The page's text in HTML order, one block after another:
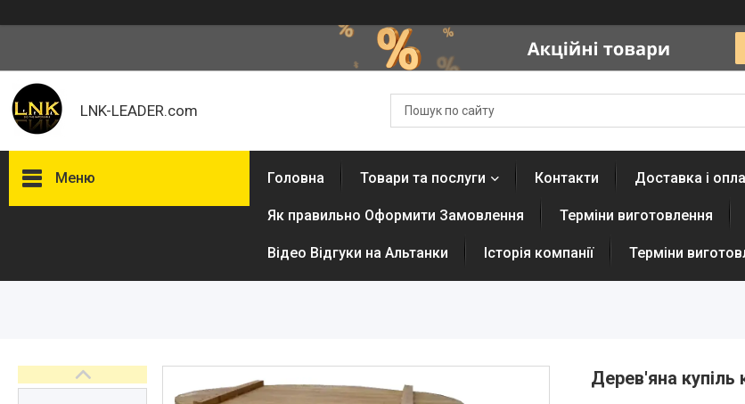
LNK-LEADER.com
Меню
Фотогалерея
Головна Товари та послуги Контакти Доставка і
Як правильно Оформити Замовлення Терміни виготовлення
Відео Відгуки на Альтанки Історія компанії Терміни
Дерев'яна купіль